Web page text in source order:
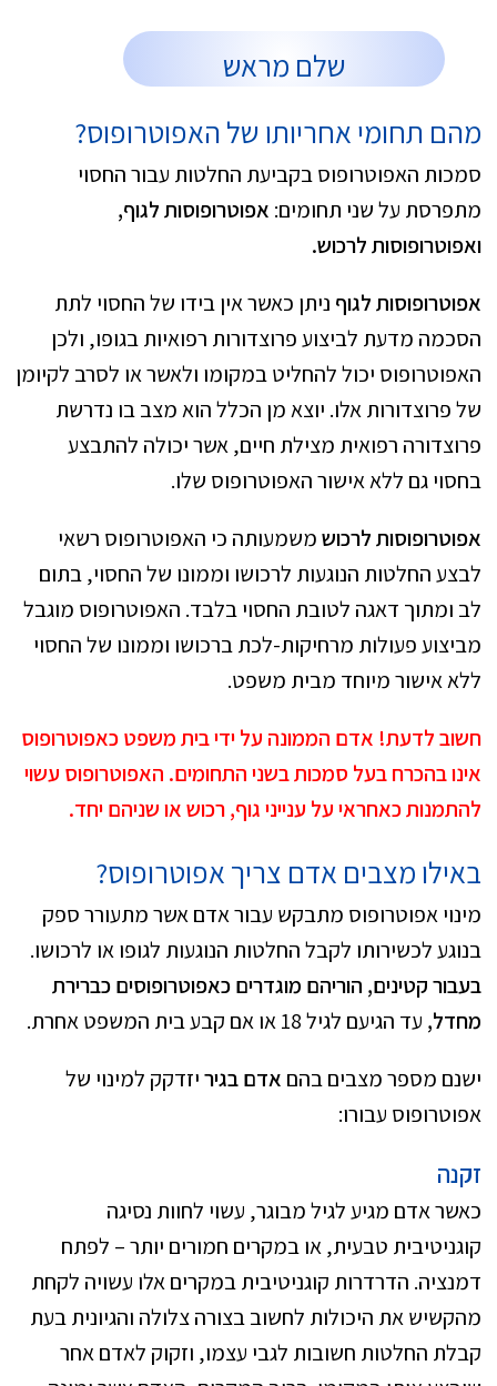
שלם מראש
מהם תחומי אחריותו של האפוטרופוס?
סמכות האפוטרופוס בקביעת החלטות עבור החסוי
מתפרסת על שני תחומים: אפוטרופוסות לגוף,
ואפוטרופוסות לרכוש.
אפוטרופוסות לגוף ניתן כאשר אין בידו של החסוי לתת
הסכמה מדעת לביצוע פרוצדורות רפואיות בגופו, ולכן
האפוטרופוס יכול להחליט במקומו ולאשר או לסרב לקיומן
של פרוצדורות אלו. יוצא מן הכלל הוא מצב בו נדרשת
פרוצדורה רפואית מצילת חיים, אשר יכולה להתבצע
בחסוי גם ללא אישור האפוטרופוס שלו.
אפוטרופוסות לרכושמשמעותה כי האפוטרופוס רשאי
לבצע החלטות הנוגעות לרכושו וממונו של החסוי, בתום
לב ומתוך דאגה לטובת החסוי בלבד. האפוטרופוס מוגבל
מביצוע פעולות מרחיקות-לכת ברכושו וממונו של החסוי
ללא אישור מיוחד מבית משפט.
חשוב לדעת! אדם הממונה על ידי בית משפט כאפוטרופוס
אינו בהכרח בעל סמכות בשני התחומים. האפוטרופוס עשוי
להתמנות כאחראי על ענייני גוף, רכוש או שניהם יחד.
באילו מצבים אדם צריך אפוטרופוס?
מינוי אפוטרופוס מתבקש עבור אדם אשר מתעורר ספק
בנוגע לכשירותו לקבל החלטות הנוגעות לגופו או לרכושו.
בעבור קטינים, הוריהם מוגדרים כאפוטרופוסים כברירת
מחדל, עד הגיעם לגיל 18 או אם קבע בית המשפט אחרת.
ישנם מספר מצבים בהם אדם בגיריזדקק למינוי של
אפוטרופוס עבורו:
זקנה
כאשר אדם מגיע לגיל מבוגר, עשוי לחוות נסיגה
קוגניטיבית טבעית, או במקרים חמורים יותר – לפתח
דמנציה. הדרדרות קוגניטיבית במקרים אלו עשויה לקחת
מהקשיש את היכולות לחשוב בצורה צלולה והגיונית בעת
קבלת החלטות חשובות לגבי עצמו, וזקוק לאדם אחר